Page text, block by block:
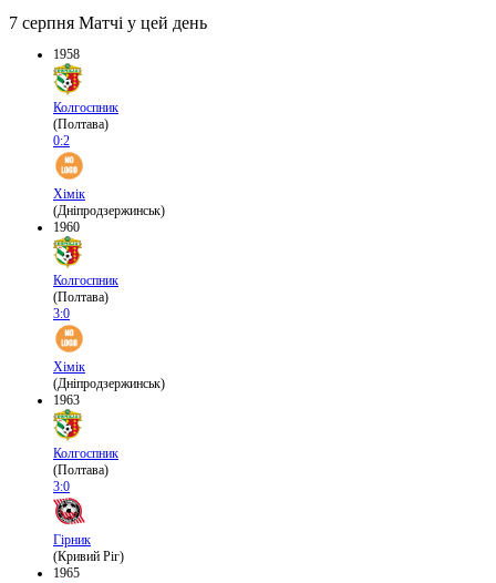
7 серпня Матчі у цей день
1958
Колгоспник
(Полтава)
0:2
Хімік
(Дніпродзержинськ)
1960
Колгоспник
(Полтава)
3:0
Хімік
(Дніпродзержинськ)
1963
Колгоспник
(Полтава)
3:0
Гірник
(Кривий Ріг)
1965